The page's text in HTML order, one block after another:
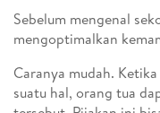
Sebelum mengenal
mengoptimalkan
Caranya mudah.
suatu hal, orang tua